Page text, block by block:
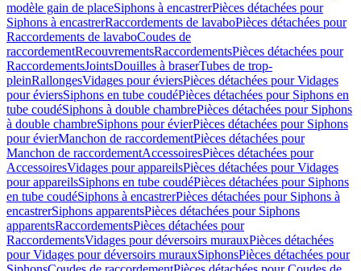
modèle gain de placeSiphons à encastrerPièces détachées pour
Siphons à encastrerRaccordements de lavaboPièces détachées pour
Raccordements de lavaboCoudes de
raccordementRecouvrementsRaccordementsPièces détachées pour
RaccordementsJointsDouilles à braserTubes de trop-
pleinRallongesVidages pour éviersPièces détachées pour Vidages
pour éviersSiphons en tube coudéPièces détachées pour Siphons en
tube coudéSiphons à double chambrePièces détachées pour Siphons
à double chambreSiphons pour évierPièces détachées pour Siphons
pour évierManchon de raccordementPièces détachées pour
Manchon de raccordementAccessoiresPièces détachées pour
AccessoiresVidages pour appareilsPièces détachées pour Vidages
pour appareilsSiphons en tube coudéPièces détachées pour Siphons
en tube coudéSiphons à encastrerPièces détachées pour Siphons à
encastrerSiphons apparentsPièces détachées pour Siphons
apparentsRaccordementsPièces détachées pour
RaccordementsVidages pour déversoirs murauxPièces détachées
pour Vidages pour déversoirs murauxSiphonsPièces détachées pour